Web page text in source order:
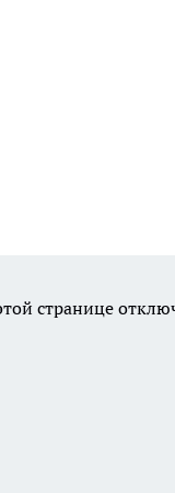
странице